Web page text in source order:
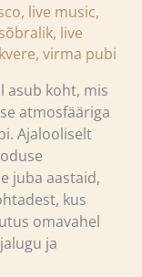
, live music,
, live
, virma pubi
asub koht, mis
atmosfääriga
Ajalooliselt
juba aastaid,
kus
omavahel
ja